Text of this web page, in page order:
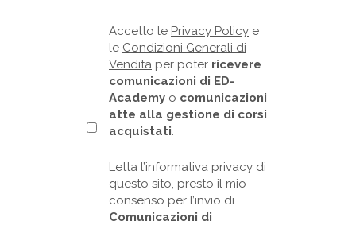
Accetto le Privacy Policy e
le Condizioni Generali di
Vendita per poter ricevere
comunicazioni di ED-
Academy o comunicazioni
atte alla gestione di corsi
acquistati.
Letta l’informativa privacy di
questo sito, presto il mio
consenso per l’invio di
Comunicazioni di